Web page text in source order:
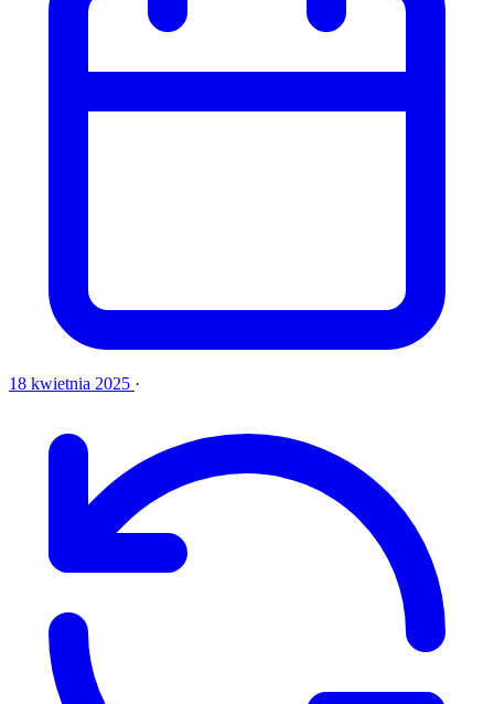
18 kwietnia 2025 ·